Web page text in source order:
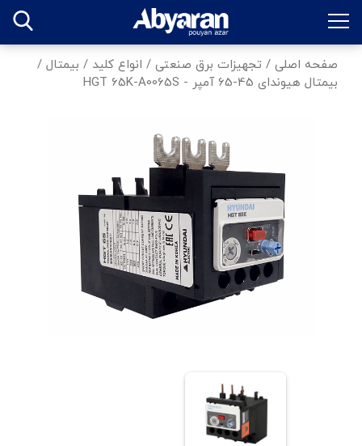
صفحه اصلی / تجهیزات برق صنعتی / انواع کلید / بیمتال /
بیمتال هیوندای 45-65 آمپر - HGT 65K-A0065S